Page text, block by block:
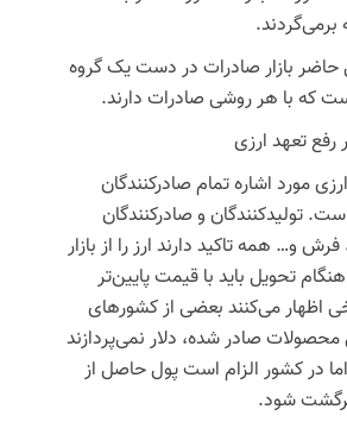
بازار صادرات در دست یک گروه
که با هر روشی صادرات دارند.
رفع تعهد ارزی
مورد اشاره تمام صادرکنندگان
تولیدکنندگان و صادرکنندگان
و… همه تاکید دارند ارز را از بازار
تحویل باید با قیمت پایین‌تر
اظهار می‌کنند بعضی از کشورهای
صادر شده، دلار نمی‌پردازند
در کشور الزام است پول حاصل از
شود.